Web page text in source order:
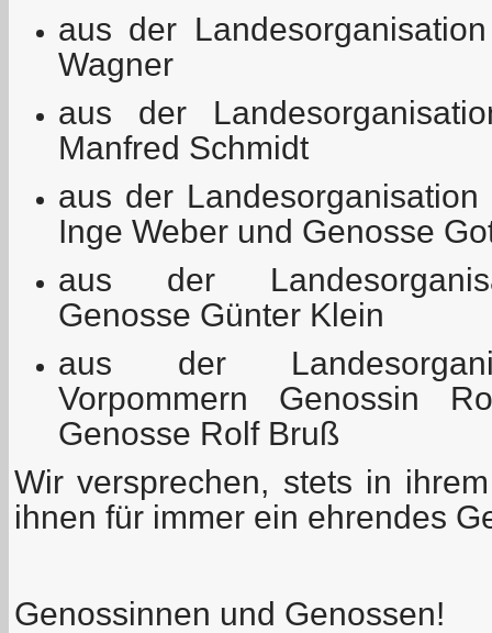
aus der
Wagner
aus der
Manfred Schmidt
aus der
Inge Weber und Genosse
aus der
Genosse Günter Klein
aus der
Vorpommern Genossin
Genosse Rolf Bruß
Wir versprechen, stets in
ihnen für immer ein ehrendes
Genossinnen und Genossen!